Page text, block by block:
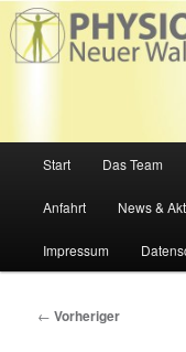
Zum
primären
Inhalt
Physiotherapie in
Start Das Team
Anfahrt News &
Impressum
Beitragsnavigation
← Vorheriger